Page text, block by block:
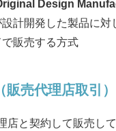
Design
計開発した製品に対
販売する方式
売代理店取引）
店と契約して販売し